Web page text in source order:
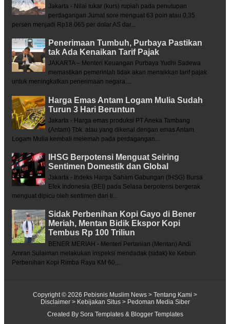
Jakarta - Nilai tukar (kurs) rupiah pada penutupan
perdagangan Jumat sore menguat 63 poin atau 0,35
persen menjadi Rp18.065 per dolar AS dar...
Penerimaan Tumbuh, Purbaya Pastikan
tak Ada Kenaikan Tarif Pajak
JAKARTA – Menteri Keuangan Purbaya Yudhi Sadewa
memastikan pemerintah tidak akan menaikkan tarif pajak
untuk meningkatkan penerimaan negara....
Harga Emas Antam Logam Mulia Sudah
Turun 3 Hari Beruntun
Jakarta - Harga emas produksi PT Aneka Tambang
(Antam) Tbk. atau yang dikenal dengan emas Antam
Logam Mulia kembali melemah pada perdagangan...
IHSG Berpotensi Menguat Seiring
Sentimen Domestik dan Global
Jakarta - Indeks Harga Saham Gabungan (IHSG) Bursa
Efek Indonesia (BEI) pada Selasa berpotensi bergerak
menguat dipicu oleh sentimen dari ti...
Sidak Perbenihan Kopi Gayo di Bener
Meriah, Mentan Bidik Ekspor Kopi
Tembus Rp 100 Triliun
BENER MERIAH - Menteri Pertanian (Mentan) Andi
Amran Sulaiman melakukan inspeksi mendadak (sidak) ke Kebun
Perbenihan Kopi Rimba Raya KM 60,...
Copyright © 2026 Pebisnis Muslim News > Tentang Kami >
Disclaimer > Kebijakan Situs > Pedoman Media Siber
Created By Sora Templates& Blogger Templates